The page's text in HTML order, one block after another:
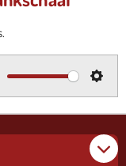
S
e
t
t